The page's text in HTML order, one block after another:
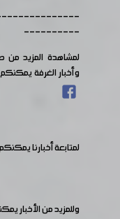
----------
لمشاهدة المزيد من
وأخبار الغرفة
لمتابعة أخبارنا
وللمزيد من الأخبار